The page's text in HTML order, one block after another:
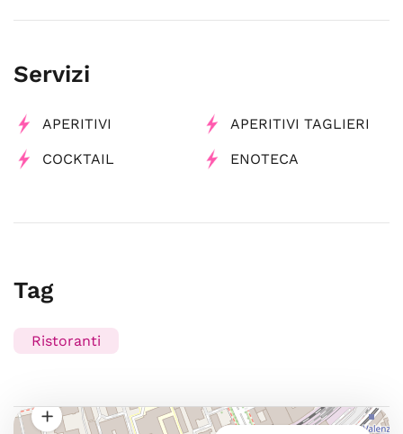
Servizi
APERITIVI APERITIVI TAGLIERI
COCKTAIL ENOTECA
Tag
Ristoranti